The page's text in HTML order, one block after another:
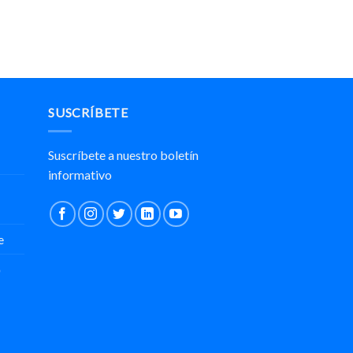
SUSCRÍBETE
Suscríbete a nuestro boletín
informativo